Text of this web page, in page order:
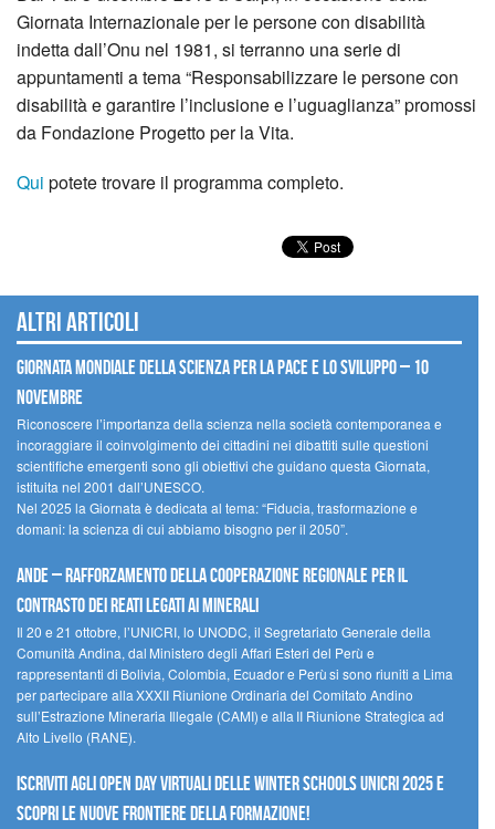
Giornata Internazionale per le persone con disabilità
indetta dall’Onu nel 1981, si terranno una serie di
appuntamenti a tema “Responsabilizzare le persone con
disabilità e garantire l’inclusione e l’uguaglianza” promossi
da Fondazione Progetto per la Vita.
Qui potete trovare il programma completo.
Altri articoli
Giornata mondiale della scienza per la pace e lo sviluppo – 10
novembre
Riconoscere l’importanza della scienza nella società contemporanea e
incoraggiare il coinvolgimento dei cittadini nei dibattiti sulle questioni
scientifiche emergenti sono gli obiettivi che guidano questa Giornata,
istituita nel 2001 dall’UNESCO.
Nel 2025 la Giornata è dedicata al tema: “Fiducia, trasformazione e
domani: la scienza di cui abbiamo bisogno per il 2050”.
Ande – Rafforzamento della cooperazione regionale per il
contrasto dei reati legati ai minerali
Il 20 e 21 ottobre, l’UNICRI, lo UNODC, il Segretariato Generale della
Comunità Andina, dal Ministero degli Affari Esteri del Perù e
rappresentanti di Bolivia, Colombia, Ecuador e Perù si sono riuniti a Lima
per partecipare alla XXXII Riunione Ordinaria del Comitato Andino
sull’Estrazione Mineraria Illegale (CAMI) e alla II Riunione Strategica ad
Alto Livello (RANE).
Iscriviti agli Open Day Virtuali delle Winter Schools UNICRI 2025 e
scopri le nuove frontiere della formazione!